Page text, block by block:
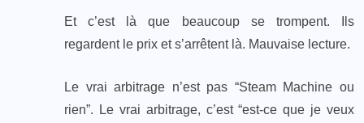
Et c’est là que beaucoup se trompent. Ils
regardent le prix et s’arrêtent là. Mauvaise lecture.
Le vrai arbitrage n’est pas “Steam Machine ou
rien”. Le vrai arbitrage, c’est “est-ce que je veux